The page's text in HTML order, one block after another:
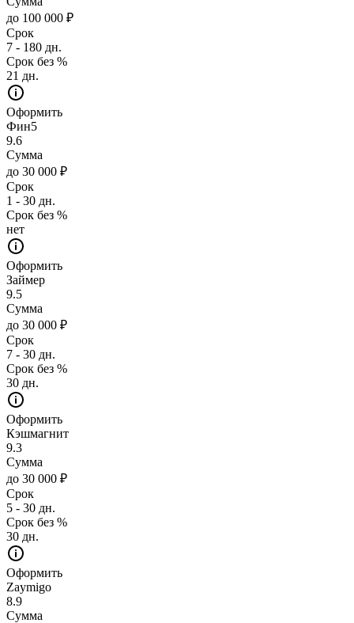
до 100 000 ₽
Срок
7 - 180 дн.
Срок без %
21 дн.
Оформить
Фин5
9.6
Сумма
до 30 000 ₽
Срок
1 - 30 дн.
Срок без %
нет
Оформить
Займер
9.5
Сумма
до 30 000 ₽
Срок
7 - 30 дн.
Срок без %
30 дн.
Оформить
Кэшмагнит
9.3
Сумма
до 30 000 ₽
Срок
5 - 30 дн.
Срок без %
30 дн.
Оформить
Zaymigo
8.9
Сумма